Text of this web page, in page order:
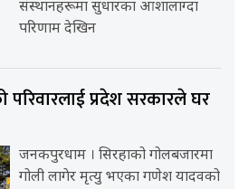
संस्थानहरूमा सुधारका आशालाग्दा
परिणाम देखिन
प्रदेश सरकारले घर
जनकपुरधाम । सिरहाको गोलबजारमा
गोली लागेर मृत्यु भएका गणेश यादवको